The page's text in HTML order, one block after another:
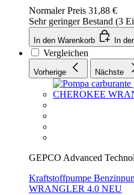
Normaler Preis 31,88 €
Sehr geringer Bestand (3
In den Warenkorb In
Vergleichen
Vorherige Nächste
GEPCO Advanced
Kraftstoffpumpe
WRANGLER 4.0 NEU